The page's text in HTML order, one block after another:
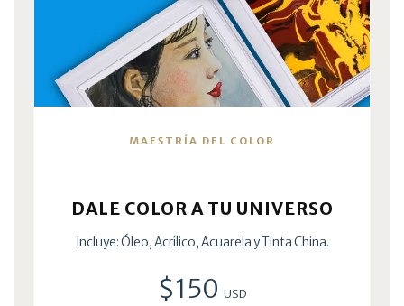
MAESTRÍA DEL COLOR
DALE COLOR A TU UNIVERSO
Incluye: Óleo, Acrílico, Acuarela y Tinta China.
$150 USD